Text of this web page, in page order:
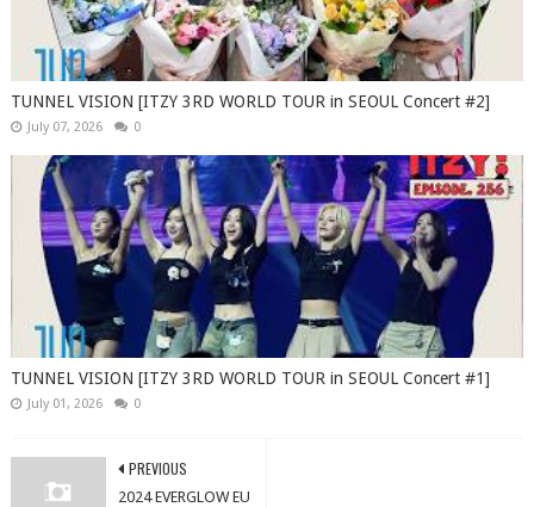
TUNNEL VISION [ITZY 3RD WORLD TOUR in SEOUL Concert #2]
July 07, 2026 0
TUNNEL VISION [ITZY 3RD WORLD TOUR in SEOUL Concert #1]
July 01, 2026 0
PREVIOUS
2024 EVERGLOW EU